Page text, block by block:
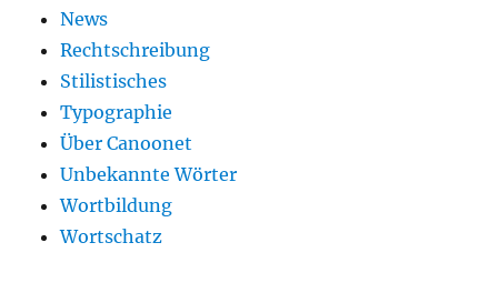
News
Rechtschreibung
Stilistisches
Typographie
Über Canoonet
Unbekannte Wörter
Wortbildung
Wortschatz